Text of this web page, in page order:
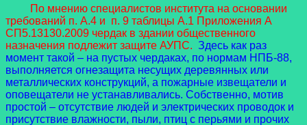
По мнению специалистов института на основании
требований п. А.4 и п. 9 таблицы А.1 Приложения А
СП5.13130.2009 чердак в здании общественного
назначения подлежит защите АУПС. Здесь как раз
момент такой – на пустых чердаках, по нормам НПБ-88,
выполняется огнезащита несущих деревянных или
металлических конструкций, а пожарные извещатели и
оповещатели не устанавливались. Собственно, мотив
простой – отсутствие людей и электрических проводок и
присутствие влажности, пыли, птиц с перьями и прочих